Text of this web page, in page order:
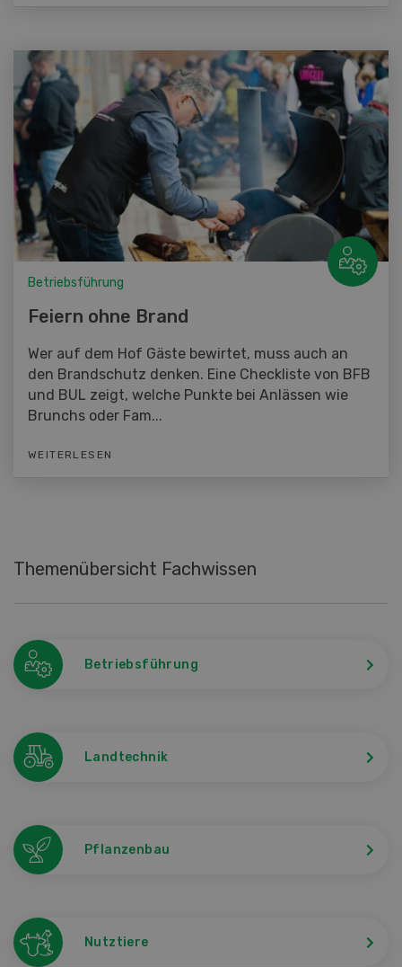
Betriebsführung
Feiern ohne Brand
Wer auf dem Hof Gäste bewirtet, muss auch an
den Brandschutz denken. Eine Checkliste von BFB
und BUL zeigt, welche Punkte bei Anlässen wie
Brunchs oder Fam...
WEITERLESEN
Themenübersicht Fachwissen
Betriebsführung
Landtechnik
Pflanzenbau
Nutztiere